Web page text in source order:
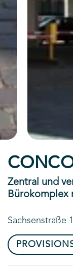
Zentral und
Bürokomplex
Sachsenstraße